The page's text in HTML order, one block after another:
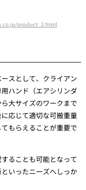
product_2.html
スとして、クライアン
ハンド（エアシリンダ
大サイズのワークまで
応じて適切な可搬重量
もらえることが重要で
ることも可能となって
いったニーズへしっか